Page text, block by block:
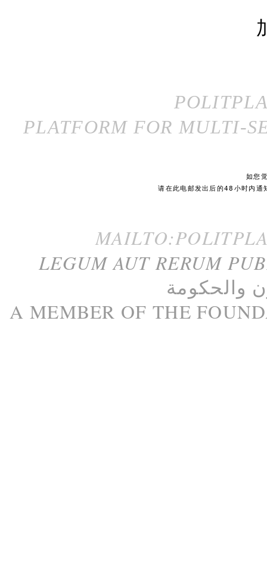
PLATFORM FOR MULTI-
如您
请在此电邮发出后的48小时内通
LEGUM AUT RERUM
والحكومة
A MEMBER OF THE